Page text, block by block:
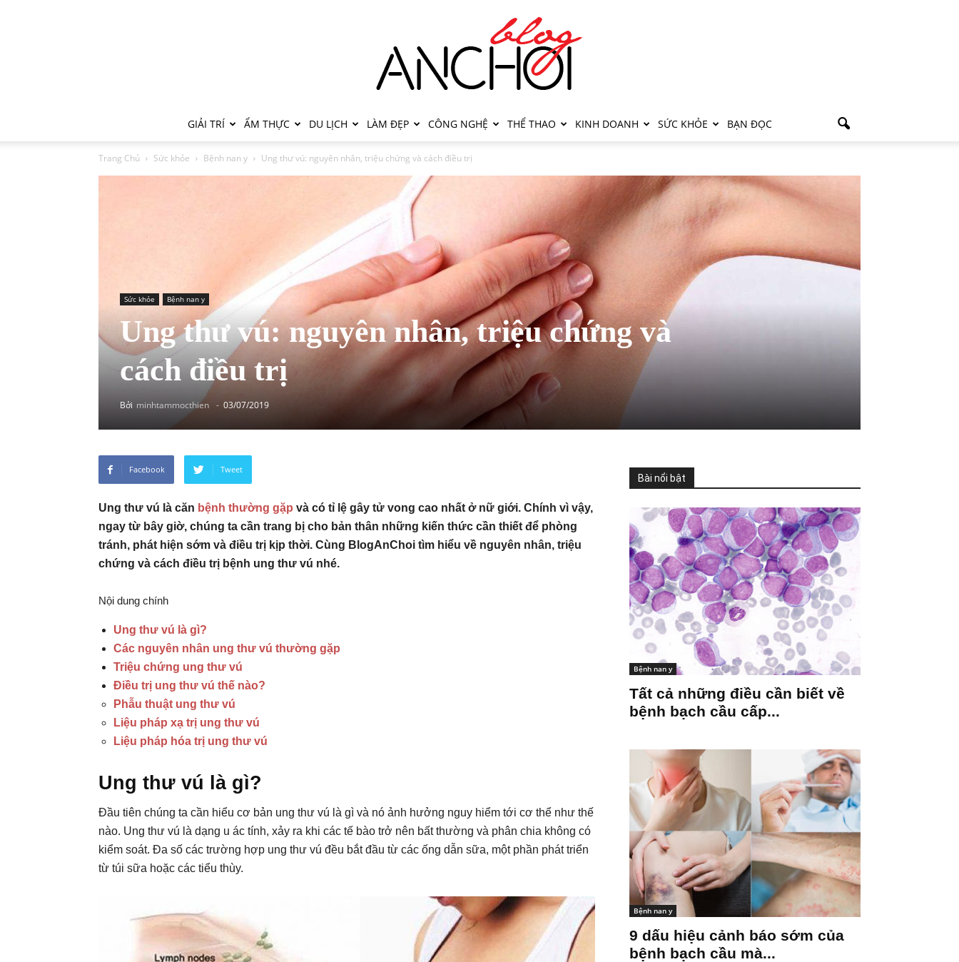
GIẢI TRÍ ẨM THỰC DU LỊCH LÀM ĐẸP CÔNG NGHỆ THỂ THAO KINH DOANH SỨC KHỎE BẠN ĐỌC
Trang Chủ Sức khỏe Bệnh nan y Ung thư vú: nguyên nhân, triệu chứng và cách điều trị
Sức khỏe Bệnh nan y
Ung thư vú: nguyên nhân, triệu chứng và
cách điều trị
Bởi minhtammocthien - 03/07/2019
Facebook Tweet
Ung thư vú là căn bệnh thường gặp và có tỉ lệ gây tử vong cao nhất ở nữ giới. Chính vì vậy,
ngay từ bây giờ, chúng ta cần trang bị cho bản thân những kiến thức cần thiết để phòng
tránh, phát hiện sớm và điều trị kịp thời. Cùng BlogAnChoi tìm hiểu về nguyên nhân, triệu
chứng và cách điều trị bệnh ung thư vú nhé.
Nội dung chính
Ung thư vú là gì?
Các nguyên nhân ung thư vú thường gặp
Triệu chứng ung thư vú
Điều trị ung thư vú thế nào?
Phẫu thuật ung thư vú
Liệu pháp xạ trị ung thư vú
Liệu pháp hóa trị ung thư vú
Ung thư vú là gì?
Đầu tiên chúng ta cần hiểu cơ bản ung thư vú là gì và nó ảnh hưởng nguy hiểm tới cơ thể như thế
nào. Ung thư vú là dạng u ác tính, xảy ra khi các tế bào trở nên bất thường và phân chia không có
kiểm soát. Đa số các trường hợp ung thư vú đều bắt đầu từ các ống dẫn sữa, một phần phát triển
từ túi sữa hoặc các tiểu thùy.
Bài nổi bật
Bệnh nan y
Tất cả những điều cần biết về
bệnh bạch cầu cấp...
Bệnh nan y
9 dấu hiệu cảnh báo sớm của
bệnh bạch cầu mà...